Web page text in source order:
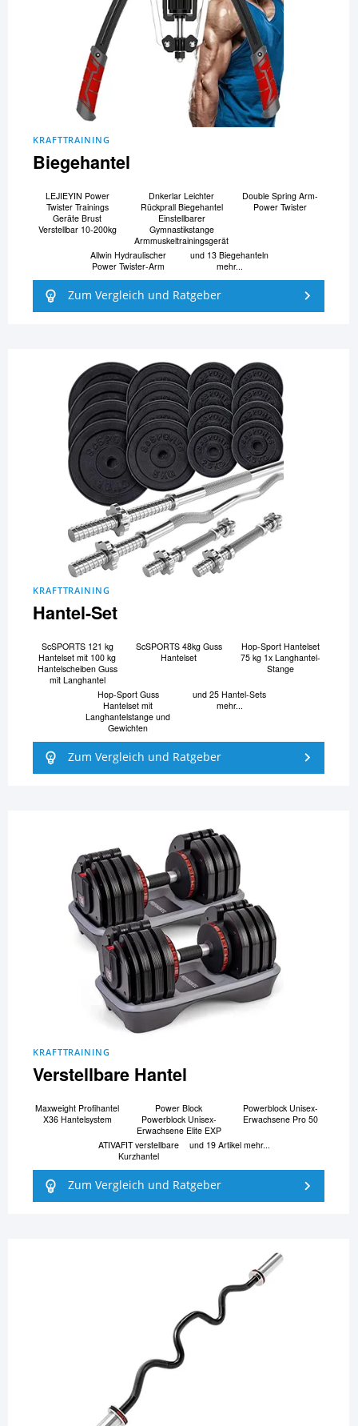
KRAFTTRAINING
Biegehantel
LEJIEYIN Power
Twister Trainings
Geräte Brust
Verstellbar 10-200kg
Dnkerlar Leichter
Rückprall Biegehantel
Einstellbarer
Gymnastikstange
Armmuskeltrainingsgerät
Double Spring Arm-
Power Twister
Allwin Hydraulischer
Power Twister-Arm
und 13 Biegehanteln
mehr...
Zum Vergleich und Ratgeber
KRAFTTRAINING
Hantel-Set
ScSPORTS 121 kg
Hantelset mit 100 kg
Hantelscheiben Guss
mit Langhantel
ScSPORTS 48kg Guss
Hantelset
Hop-Sport Hantelset
75 kg 1x Langhantel-
Stange
Hop-Sport Guss
Hantelset mit
Langhantelstange und
Gewichten
und 25 Hantel-Sets
mehr...
Zum Vergleich und Ratgeber
KRAFTTRAINING
Verstellbare Hantel
Maxweight Profihantel
X36 Hantelsystem
Power Block
Powerblock Unisex-
Erwachsene Elite EXP
Powerblock Unisex-
Erwachsene Pro 50
ATIVAFIT verstellbare
Kurzhantel
und 19 Artikel mehr...
Zum Vergleich und Ratgeber